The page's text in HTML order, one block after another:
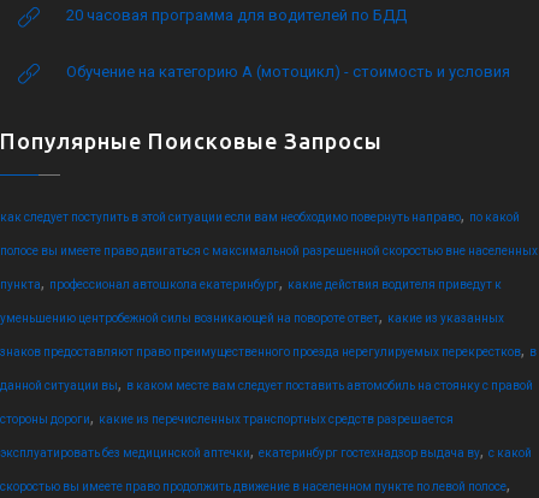
20 часовая программа для водителей по БДД
Обучение на категорию А (мотоцикл) - стоимость и условия
Популярные Поисковые Запросы
как следует поступить в этой ситуации если вам необходимо повернуть направо, по какой
полосе вы имеете право двигаться с максимальной разрешенной скоростью вне населенных
пункта, профессионал автошкола екатеринбург, какие действия водителя приведут к
уменьшению центробежной силы возникающей на повороте ответ, какие из указанных
знаков предоставляют право преимущественного проезда нерегулируемых перекрестков, в
данной ситуации вы, в каком месте вам следует поставить автомобиль на стоянку с правой
стороны дороги, какие из перечисленных транспортных средств разрешается
эксплуатировать без медицинской аптечки, екатеринбург гостехнадзор выдача ву, с какой
скоростью вы имеете право продолжить движение в населенном пункте по левой полосе,